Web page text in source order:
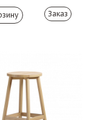
Заказ